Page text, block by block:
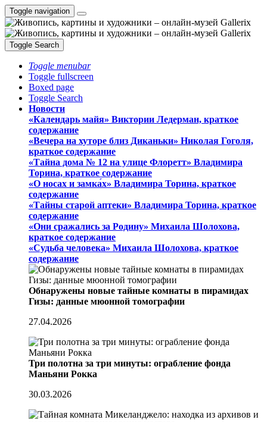
Toggle navigation
Toggle Search
Toggle menubar
Toggle fullscreen
Boxed page
Toggle Search
Новости
«Календарь майя» Виктории Ледерман, краткое
содержание
«Вечера на хуторе близ Диканьки» Николая Гоголя,
краткое содержание
«Тайна дома № 12 на улице Флоретт» Владимира
Торина, краткое содержание
«О носах и замка́х» Владимира Торина, краткое
содержание
«Тайны старой аптеки» Владимира Торина, краткое
содержание
«Они сражались за Родину» Михаила Шолохова,
краткое содержание
«Судьба человека» Михаила Шолохова, краткое
содержание
Обнаружены новые тайные комнаты в пирамидах
Гизы: данные мюонной томографии
27.04.2026
Три полотна за три минуты: ограбление фонда
Маньяни Рокка
30.03.2026